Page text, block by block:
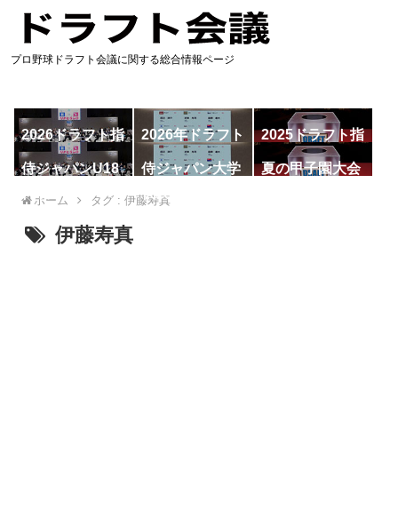
プロ野球ドラフト会議に関する総合情報ページ
2026ドラフト指
名予想
2026年ドラフト
候補
2025ドラフト指
名一覧
侍ジャパンU18
代表
侍ジャパン大学
代表
夏の甲子園大会
ホーム タグ : 伊藤寿真
伊藤寿真